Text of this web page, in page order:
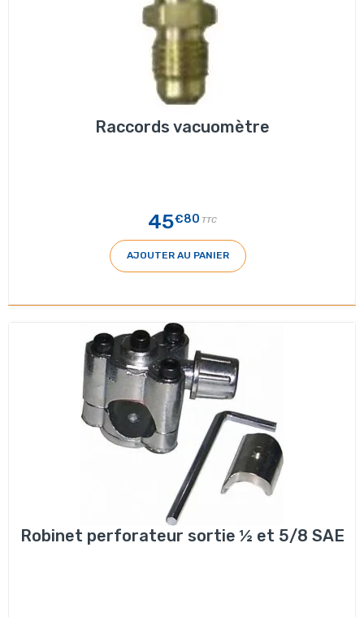
Raccords vacuomètre
45€80 TTC
AJOUTER AU PANIER
Robinet perforateur sortie ½ et 5/8 SAE